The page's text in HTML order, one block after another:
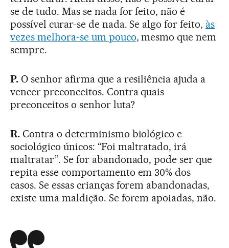
se de tudo. Mas se nada for feito, não é
possível curar-se de nada. Se algo for feito, às
vezes melhora-se um pouco, mesmo que nem
sempre.
P.O senhor afirma que a resiliência ajuda a
vencer preconceitos. Contra quais
preconceitos o senhor luta?
R.Contra o determinismo biológico e
sociológico únicos: “Foi maltratado, irá
maltratar”. Se for abandonado, pode ser que
repita esse comportamento em 30% dos
casos. Se essas crianças forem abandonadas,
existe uma maldição. Se forem apoiadas, não.